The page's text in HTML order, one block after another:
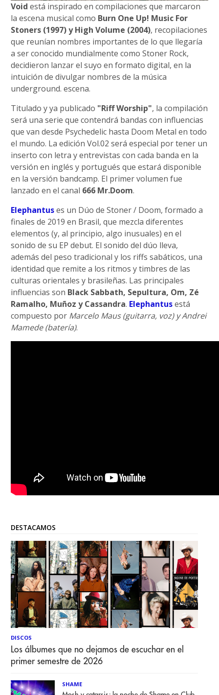
Void está inspirado en compilaciones que marcaron
la escena musical como Burn One Up! Music For
Stoners (1997) y High Volume (2004), recopilaciones
que reunían nombres importantes de lo que llegaría
a ser conocido mundialmente como Stoner Rock,
decidieron lanzar el suyo en formato digital, en la
intuición de divulgar nombres de la música
underground. escena.
Titulado y ya publicado "Riff Worship", la compilación
será una serie que contendrá bandas con influencias
que van desde Psychedelic hasta Doom Metal en todo
el mundo. La edición Vol.02 será especial por tener un
inserto con letra y entrevistas con cada banda en la
versión en inglés y portugués que estará disponible
en la versión bandcamp. El primer volumen fue
lanzado en el canal 666 Mr.Doom.
Elephantuses un Dúo de Stoner / Doom, formado a
finales de 2019 en Brasil, que mezcla diferentes
elementos (y, al principio, algo inusuales) en el
sonido de su EP debut. El sonido del dúo lleva,
además del peso tradicional y los riffs sabáticos, una
identidad que remite a los ritmos y timbres de las
culturas orientales y brasileñas. Las principales
influencias son Black Sabbath, Sepultura, Om, Zé
Ramalho, Muñoz y Cassandra. Elephantusestá
compuesto por Marcelo Maus (guitarra, voz) y Andrei
Mamede (batería).
DESTACAMOS
DISCOS
Los álbumes que no dejamos de escuchar en el
primer semestre de 2026
SHAME